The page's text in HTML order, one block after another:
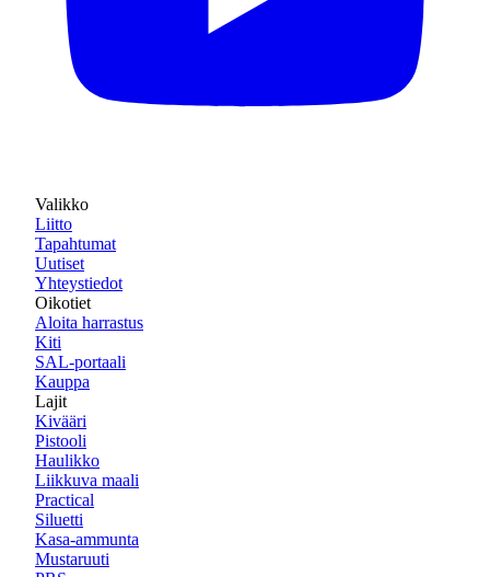
Valikko
Liitto
Tapahtumat
Uutiset
Yhteystiedot
Oikotiet
Aloita harrastus
Kiti
SAL-portaali
Kauppa
Lajit
Kivääri
Pistooli
Haulikko
Liikkuva maali
Practical
Siluetti
Kasa-ammunta
Mustaruuti